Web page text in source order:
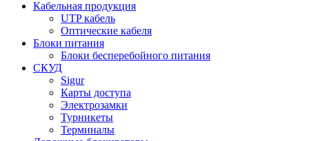
Кабельная продукция
UTP кабель
Оптические кабеля
Блоки питания
Блоки бесперебойного питания
СКУД
Sigur
Карты доступа
Электрозамки
Турникеты
Терминалы